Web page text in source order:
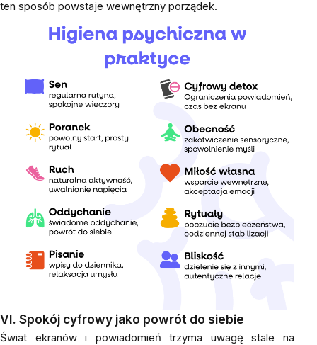
ten sposób powstaje wewnętrzny porządek.
VI. Spokój cyfrowy jako powrót do siebie
Świat ekranów i powiadomień trzyma uwagę stale na